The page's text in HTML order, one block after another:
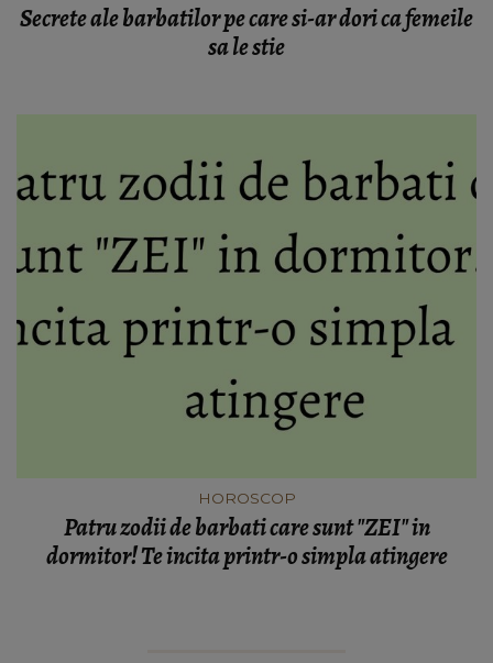
Secrete ale barbatilor pe care si-ar dori ca femeile
sa le stie
HOROSCOP
Patru zodii de barbati care sunt "ZEI" in
dormitor! Te incita printr-o simpla atingere